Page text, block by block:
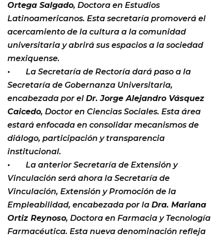
Ortega Salgado, Doctora en Estudios
Latinoamericanos. Esta secretaría promoverá el
acercamiento de la cultura a la comunidad
universitaria y abrirá sus espacios a la sociedad
mexiquense.
• La Secretaría de Rectoría dará paso a la
Secretaría de Gobernanza Universitaria,
encabezada por el Dr. Jorge Alejandro Vásquez
Caicedo, Doctor en Ciencias Sociales. Esta área
estará enfocada en consolidar mecanismos de
diálogo, participación y transparencia
institucional.
• La anterior Secretaría de Extensión y
Vinculación será ahora la Secretaría de
Vinculación, Extensión y Promoción de la
Empleabilidad, encabezada por la Dra. Mariana
Ortiz Reynoso, Doctora en Farmacia y Tecnología
Farmacéutica. Esta nueva denominación refleja